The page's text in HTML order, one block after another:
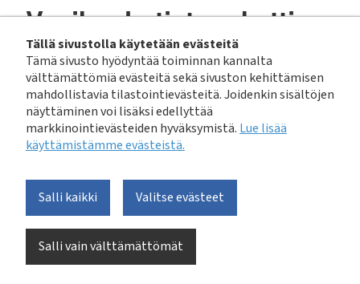
Tällä sivustolla käytetään evästeitä
Tämä sivusto hyödyntää toiminnan kannalta
välttämättömiä evästeitä sekä sivuston kehittämisen
mahdollistavia tilastointievästeitä. Joidenkin sisältöjen
näyttäminen voi lisäksi edellyttää
markkinointievästeiden hyväksymistä. Lue lisää
käyttämistämme evästeistä.​​​​​​
Salli kaikki
Salli vain välttämättömät
Valitse evästeet
Vesikoulu tietopaketti
juomavedestä
Sisällysluettelo
Esipuhe (s. 3)
Sanasto (s. 3)
Veden käyttö meillä ja muualla (s. 4)
Veden kierto (s. 6)
Veden puhdistus juomavedeksi (s. 7)
Veden puhdistuksen ja jakelun historiaa (s. 7)